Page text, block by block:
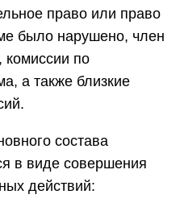
право или право
было нарушено, член
комиссии по
а также близкие
состава
в виде совершения
действий: